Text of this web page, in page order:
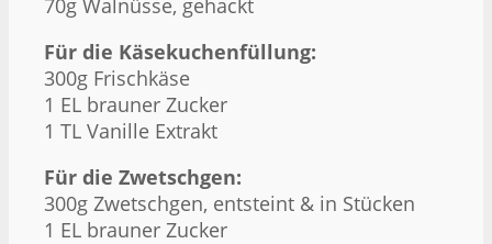
Für die Käsekuchenfüllung:
300g Frischkäse
1 EL brauner Zucker
1 TL Vanille Extrakt
Für die Zwetschgen:
300g Zwetschgen, entsteint & in Stücken
1 EL brauner Zucker